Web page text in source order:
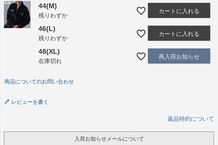
44(M)
残りわずか
カートに入れる
46(L)
残りわずか
カートに入れる
48(XL)
在庫切れ
再入荷お知らせ
商品についてのお問い合わせ
レビューを書く
返品特約について
入荷お知らせメールについて